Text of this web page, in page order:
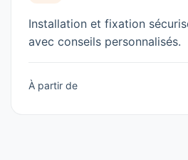
Installation et fixation
avec conseils personnalisés.
À partir de